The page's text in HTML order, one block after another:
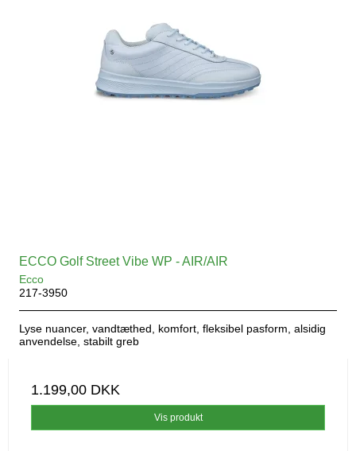
ECCO Golf Street Vibe WP - AIR/AIR
Ecco
217-3950
Lyse nuancer, vandtæthed, komfort, fleksibel pasform, alsidig
anvendelse, stabilt greb
1.199,00 DKK
Vis produkt